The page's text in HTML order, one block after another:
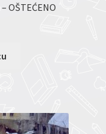
OŠTEĆENO